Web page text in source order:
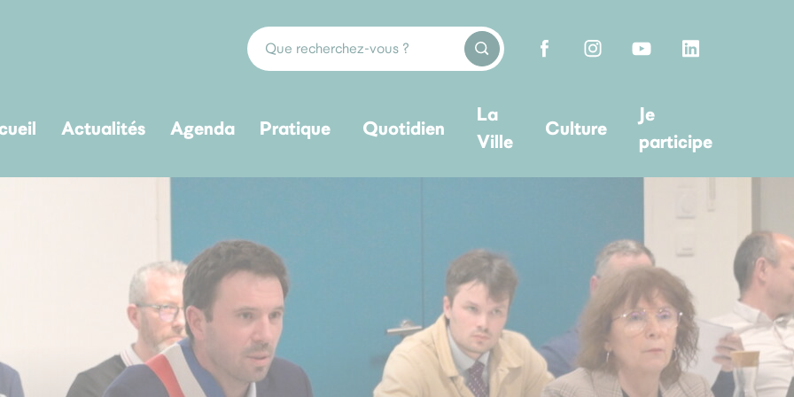
Actualités Agenda Pratique Quotidien
La
Ville
Culture
Je
participe